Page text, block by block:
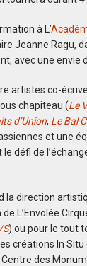
à L’
Jeanne Ragu,
avec une envie
artistes co-
chapiteau (Le
d’Union, Le Bal
et une
défi de
la direction
L’Envolée
S) ou pour le tout
créations In Situ
des